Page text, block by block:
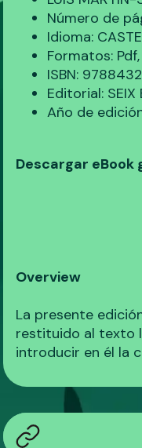
Número de
Idioma:
Formatos: Pdf,
ISBN:
Editorial: SEIX
Año de
Descargar eBook
Overview
La presente
restituido al texto
introducir en él la